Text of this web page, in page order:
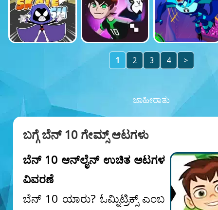
1 2 3 4 >
ಜಾಹೀರಾತು
ಬಗ್ಗೆ ಬೆನ್ 10 ಗೇಮ್ಸ್ ಆಟಗಳು
ಬೆನ್ 10 ಆನ್‌ಲೈನ್ ಉಚಿತ ಆಟಗಳ
ವಿವರಣೆ
ಬೆನ್ 10 ಯಾರು? ಓಮ್ನಿಟ್ರಿಕ್ಸ್ ಎಂಬ